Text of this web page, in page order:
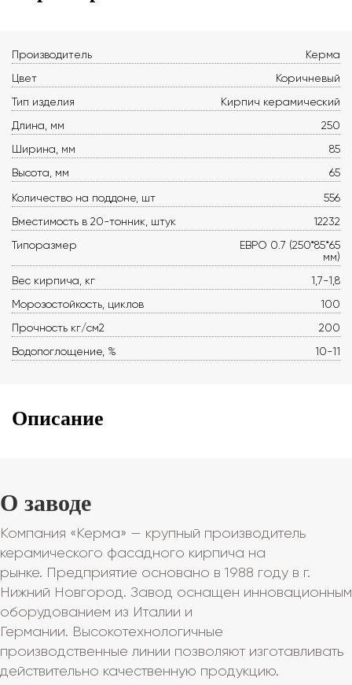
Производитель
Керма
Цвет
Коричневый
Тип изделия
Кирпич керамический
Длина, мм
250
Ширина, мм
85
Высота, мм
65
Количество на поддоне, шт
556
Вместимость в 20-тонник, штук
12232
Типоразмер
ЕВРО 0.7 (250*85*65
мм)
Вес кирпича, кг
1,7-1,8
Морозостойкость, циклов
100
Прочность кг/см2
200
Водопоглощение, %
10-11
Описание
О заводе
Компания «Керма» — крупный производитель
керамического фасадного кирпича на
рынке. Предприятие основано в 1988 году в г.
Нижний Новгород. Завод оснащен инновационным
оборудованием из Италии и
Германии. Высокотехнологичные
производственные линии позволяют изготавливать
действительно качественную продукцию.